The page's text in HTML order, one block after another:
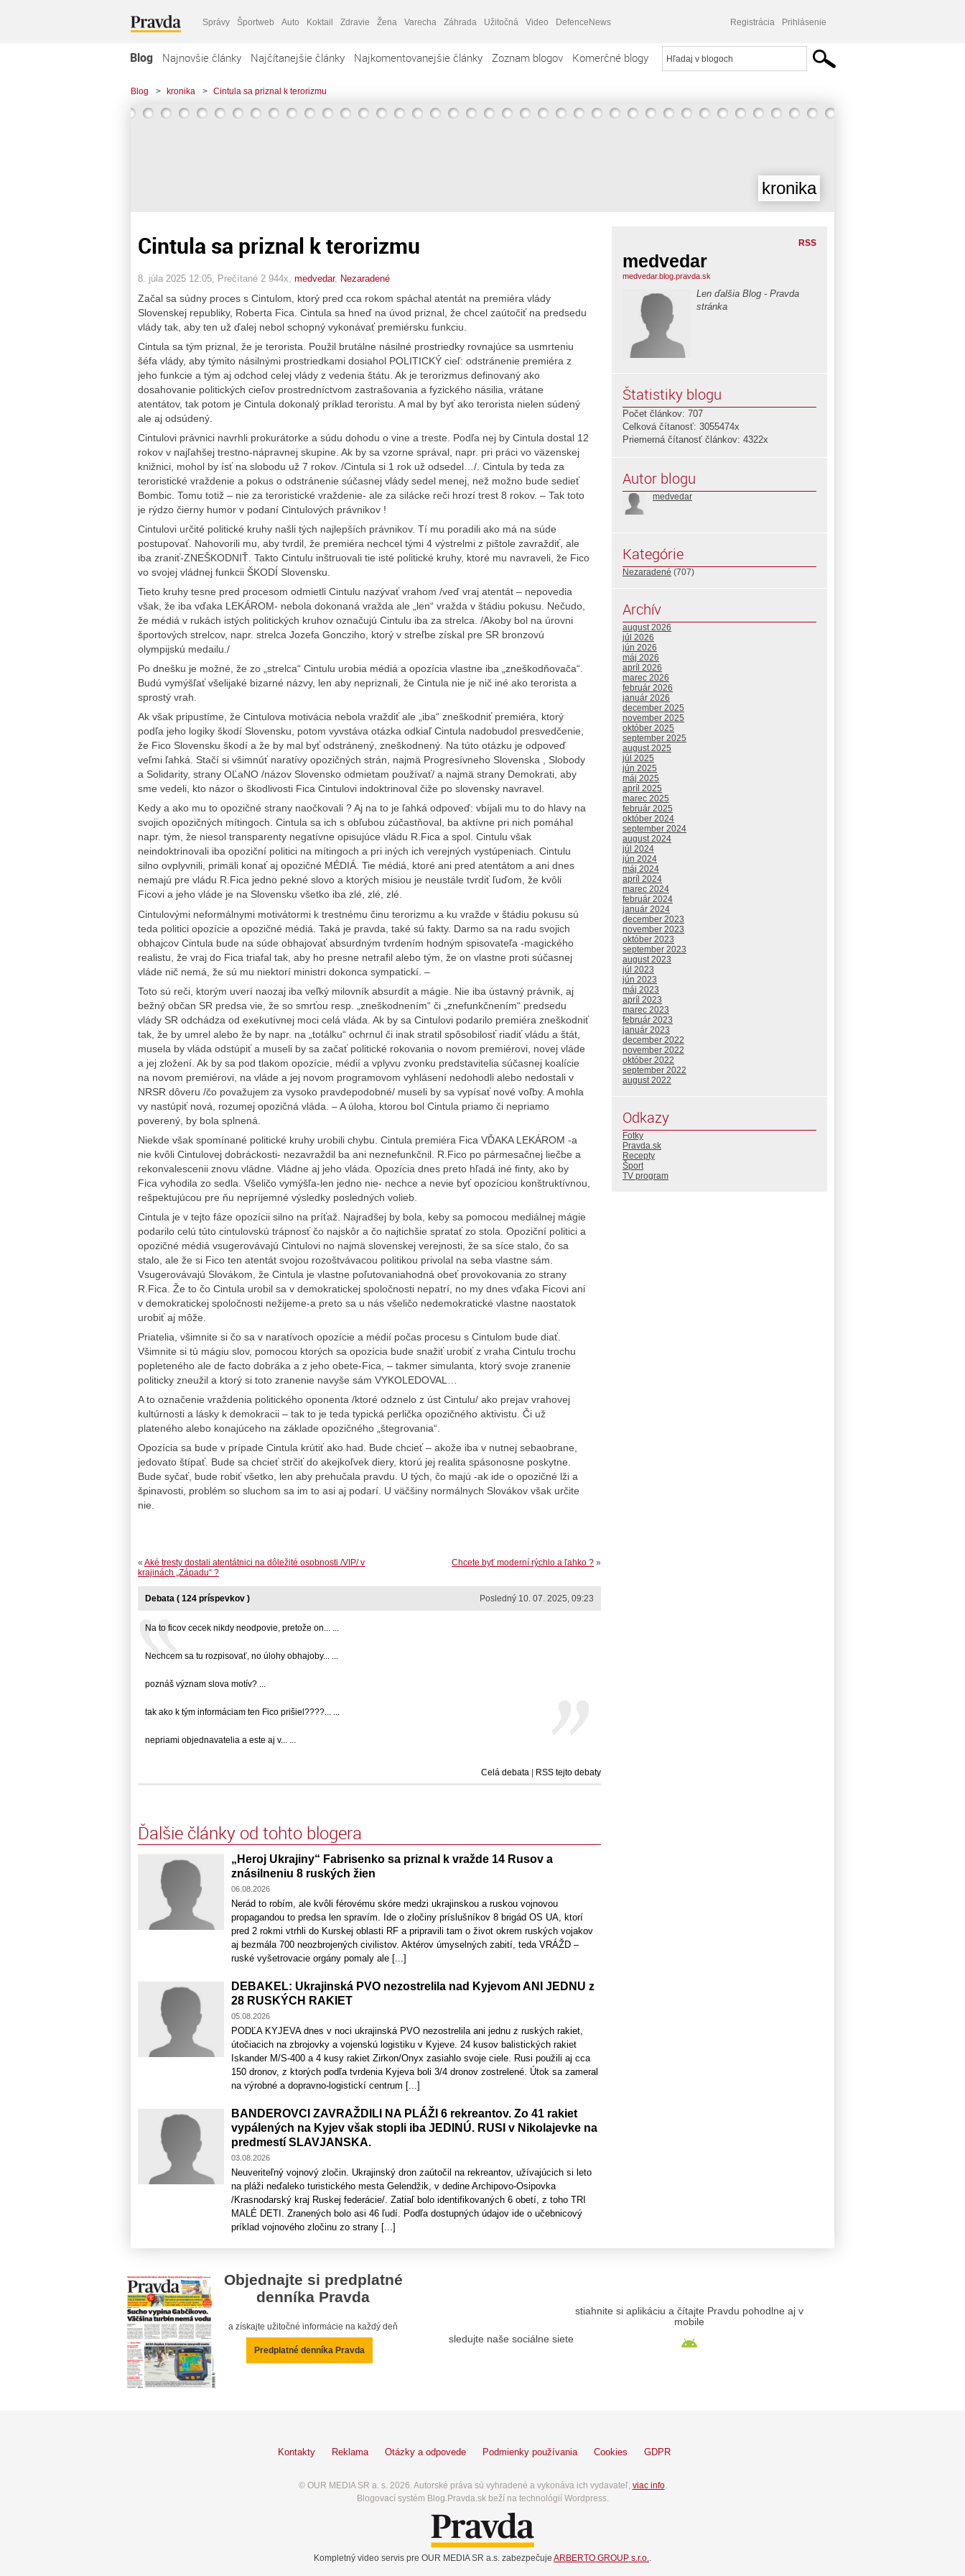
Správy Športweb Auto Koktail Zdravie Žena Varecha Záhrada Užitočná Video DefenceNews Registrácia Prihlásenie
Blog Najnovšie články Najčítanejšie články Najkomentovanejšie články Zoznam blogov Komerčné blogy
Blog > kronika > Cintula sa priznal k terorizmu
kronika
Cintula sa priznal k terorizmu
8. júla 2025 12:05 , Prečítané 2 944x, medvedar, Nezaradené
Začal sa súdny proces s Cintulom, ktorý pred cca rokom spáchal atentát na premiéra vlády
Slovenskej republiky, Roberta Fica. Cintula sa hneď na úvod priznal, že chcel zaútočiť na predsedu
vlády tak, aby ten už ďalej nebol schopný vykonávať premiérsku funkciu.
Cintula sa tým priznal, že je terorista. Použil brutálne násilné prostriedky rovnajúce sa usmrteniu
šéfa vlády, aby týmito násilnými prostriedkami dosiahol POLITICKÝ cieľ: odstránenie premiéra z
jeho funkcie a tým aj odchod celej vlády z vedenia štátu. Ak je terorizmus definovaný ako
dosahovanie politických cieľov prostredníctvom zastrašovania a fyzického násilia, vrátane
atentátov, tak potom je Cintula dokonalý príklad teroristu. A mal by byť ako terorista nielen súdený
ale aj odsúdený.
Cintulovi právnici navrhli prokurátorke a súdu dohodu o vine a treste. Podľa nej by Cintula dostal 12
rokov v najľahšej trestno-nápravnej skupine. Ak by sa vzorne správal, napr. pri práci vo väzenskej
knižnici, mohol by ísť na slobodu už 7 rokov. /Cintula si 1 rok už odsedel…/. Cintula by teda za
teroristické vraždenie a pokus o odstránenie súčasnej vlády sedel menej, než možno bude sedieť
Bombic. Tomu totiž – nie za teroristické vraždenie- ale za silácke reči hrozí trest 8 rokov. – Tak toto
je rýdzo čierny humor v podaní Cintulových právnikov !
Cintulovi určité politické kruhy našli tých najlepších právnikov. Tí mu poradili ako má na súde
postupovať. Nahovorili mu, aby tvrdil, že premiéra nechcel tými 4 výstrelmi z pištole zavraždiť, ale
iba zraniť-ZNEŠKODNIŤ. Takto Cintulu inštruovali tie isté politické kruhy, ktoré mu navraveli, že Fico
vo svojej vládnej funkcii ŠKODÍ Slovensku.
Tieto kruhy tesne pred procesom odmietli Cintulu nazývať vrahom /veď vraj atentát – nepovedia
však, že iba vďaka LEKÁROM- nebola dokonaná vražda ale „len“ vražda v štádiu pokusu. Nečudo,
že médiá v rukách istých politických kruhov označujú Cintulu iba za strelca. /Akoby bol na úrovni
športových strelcov, napr. strelca Jozefa Goncziho, ktorý v streľbe získal pre SR bronzovú
olympijskú medailu./
Po dnešku je možné, že zo „strelca“ Cintulu urobia médiá a opozícia vlastne iba „zneškodňovača“.
Budú vymýšľať všelijaké bizarné názvy, len aby nepriznali, že Cintula nie je nič iné ako terorista a
sprostý vrah.
Ak však pripustíme, že Cintulova motivácia nebola vraždiť ale „iba“ zneškodniť premiéra, ktorý
podľa jeho logiky škodí Slovensku, potom vyvstáva otázka odkiaľ Cintula nadobudol presvedčenie,
že Fico Slovensku škodí a že by mal byť odstránený, zneškodnený. Na túto otázku je odpoveď
veľmi ľahká. Stačí si všimnúť naratívy opozičných strán, najmä Progresívneho Slovenska , Slobody
a Solidarity, strany OĽaNO /názov Slovensko odmietam používať/ a najmä strany Demokrati, aby
sme vedeli, kto názor o škodlivosti Fica Cintulovi indoktrinoval čiže po slovensky navravel.
Kedy a ako mu to opozičné strany naočkovali ? Aj na to je ľahká odpoveď: vbíjali mu to do hlavy na
svojich opozičných mítingoch. Cintula sa ich s obľubou zúčastňoval, ba aktívne pri nich pomáhal
napr. tým, že niesol transparenty negatívne opisujúce vládu R.Fica a spol. Cintulu však
neindoktrinovali iba opoziční politici na mítingoch a pri iných ich verejných vystúpeniach. Cintulu
silno ovplyvnili, primäli konať aj opozičné MÉDIÁ. Tie médiá, ktoré ani pred atentátom a ani dnes
nemajú pre vládu R.Fica jedno pekné slovo a ktorých misiou je neustále tvrdiť ľuďom, že kvôli
Ficovi a jeho vláde je na Slovensku všetko iba zlé, zlé, zlé.
Cintulovými neformálnymi motivátormi k trestnému činu terorizmu a ku vražde v štádiu pokusu sú
teda politici opozície a opozičné médiá. Taká je pravda, také sú fakty. Darmo sa na radu svojich
obhajcov Cintula bude na súde obhajovať absurdným tvrdením hodným spisovateľa -magického
realistu, že vraj do Fica triafal tak, aby ho presne netrafil alebo tým, že on vlastne proti súčasnej
vláde nič nemá, že sú mu niektorí ministri dokonca sympatickí. –
Toto sú reči, ktorým uverí naozaj iba veľký milovník absurdít a mágie. Nie iba ústavný právnik, aj
bežný občan SR predsa vie, že so smrťou resp. „zneškodnením“ či „znefunkčnením“ predsedu
vlády SR odchádza od exekutívnej moci celá vláda. Ak by sa Cintulovi podarilo premiéra zneškodniť
tak, že by umrel alebo že by napr. na „totálku“ ochrnul či inak stratil spôsobilosť riadiť vládu a štát,
musela by vláda odstúpiť a museli by sa začať politické rokovania o novom premiérovi, novej vláde
a jej zložení. Ak by sa pod tlakom opozície, médií a vplyvu zvonku predstavitelia súčasnej koalície
na novom premiérovi, na vláde a jej novom programovom vyhlásení nedohodli alebo nedostali v
NRSR dôveru /čo považujem za vysoko pravdepodobné/ museli by sa vypísať nové voľby. A mohla
vy nastúpiť nová, rozumej opozičná vláda. – A úloha, ktorou bol Cintula priamo či nepriamo
poverený, by bola splnená.
Niekde však spomínané politické kruhy urobili chybu. Cintula premiéra Fica VĎAKA LEKÁROM -a
nie kvôli Cintulovej dobráckosti- nezavraždil ba ani neznefunkčnil. R.Fico po pármesačnej liečbe a
rekonvalescenii znovu vládne. Vládne aj jeho vláda. Opozícia dnes preto hľadá iné finty, ako by
Fica vyhodila zo sedla. Všeličo vymýšľa-len jedno nie- nechce a nevie byť opozíciou konštruktívnou,
rešpektujúcou pre ňu nepríjemné výsledky posledných volieb.
Cintula je v tejto fáze opozícii silno na príťaž. Najradšej by bola, keby sa pomocou mediálnej mágie
podarilo celú túto cintulovskú trápnosť čo najskôr a čo najtichšie spratať zo stola. Opoziční politici a
opozičné médiá vsugerovávajú Cintulovi no najmä slovenskej verejnosti, že sa síce stalo, čo sa
stalo, ale že si Fico ten atentát svojou rozoštvávacou politikou privolal na seba vlastne sám.
Vsugerovávajú Slovákom, že Cintula je vlastne poľutovaniahodná obeť provokovania zo strany
R.Fica. Že to čo Cintula urobil sa v demokratickej spoločnosti nepatrí, no my dnes vďaka Ficovi ani
v demokratickej spoločnosti nežijeme-a preto sa u nás všeličo nedemokratické vlastne naostatok
urobiť aj môže.
Priatelia, všimnite si čo sa v naratívoch opozície a médií počas procesu s Cintulom bude diať.
Všimnite si tú mágiu slov, pomocou ktorých sa opozícia bude snažiť urobiť z vraha Cintulu trochu
popleteného ale de facto dobráka a z jeho obete-Fica, – takmer simulanta, ktorý svoje zranenie
politicky zneužil a ktorý si toto zranenie navyše sám VYKOLEDOVAL…
A to označenie vraždenia politického oponenta /ktoré odznelo z úst Cintulu/ ako prejav vrahovej
kultúrnosti a lásky k demokracii – tak to je teda typická perlička opozičného aktivistu. Či už
plateného alebo konajúceho na základe opozičného „štegrovania“.
Opozícia sa bude v prípade Cintula krútiť ako had. Bude chcieť – akože iba v nutnej sebaobrane,
jedovato štípať. Bude sa chcieť strčiť do akejkoľvek diery, ktorú jej realita spásonosne poskytne.
Bude syčať, bude robiť všetko, len aby prehučala pravdu. U tých, čo majú -ak ide o opozičné lži a
špinavosti, problém so sluchom sa im to asi aj podarí. U väčšiny normálnych Slovákov však určite
nie.
Chcete byť moderní rýchlo a ľahko ? »
« Aké tresty dostali atentátnici na dôležité osobnosti /VIP/ v
krajinách „Západu“ ?
Posledný 10. 07. 2025, 09:23
Debata ( 124 príspevkov )
Na to ficov cecek nikdy neodpovie, pretože on... ...
Nechcem sa tu rozpisovať, no úlohy obhajoby... ...
poznáš význam slova motív? ...
tak ako k tým informáciam ten Fico prišiel????... ...
nepriami objednavatelia a este aj v... ...
Celá debata | RSS tejto debaty
Ďalšie články od tohto blogera
„Heroj Ukrajiny“ Fabrisenko sa priznal k vražde 14 Rusov a
znásilneniu 8 ruských žien
06.08.2026
Nerád to robím, ale kvôli férovému skóre medzi ukrajinskou a ruskou vojnovou
propagandou to predsa len spravím. Ide o zločiny príslušníkov 8 brigád OS UA, ktorí
pred 2 rokmi vtrhli do Kurskej oblasti RF a pripravili tam o život okrem ruských vojakov
aj bezmála 700 neozbrojených civilistov. Aktérov úmyselných zabití, teda VRÁŽD –
ruské vyšetrovacie orgány pomaly ale [...]
DEBAKEL: Ukrajinská PVO nezostrelila nad Kyjevom ANI JEDNU z
28 RUSKÝCH RAKIET
05.08.2026
PODĽA KYJEVA dnes v noci ukrajinská PVO nezostrelila ani jednu z ruských rakiet,
útočiacich na zbrojovky a vojenskú logistiku v Kyjeve. 24 kusov balistických rakiet
Iskander M/S-400 a 4 kusy rakiet Zirkon/Onyx zasiahlo svoje ciele. Rusi použili aj cca
150 dronov, z ktorých podľa tvrdenia Kyjeva boli 3/4 dronov zostrelené. Útok sa zameral
na výrobné a dopravno-logistickí centrum [...]
BANDEROVCI ZAVRAŽDILI NA PLÁŽI 6 rekreantov. Zo 41 rakiet
vypálených na Kyjev však stopli iba JEDINÚ. RUSI v Nikolajevke na
predmestí SLAVJANSKA.
03.08.2026
Neuveriteľný vojnový zločin. Ukrajinský dron zaútočil na rekreantov, užívajúcich si leto
na pláži neďaleko turistického mesta Gelendžik, v dedine Archipovo-Osipovka
/Krasnodarský kraj Ruskej federácie/. Zatiaľ bolo identifikovaných 6 obetí, z toho TRI
MALÉ DETI. Zranených bolo asi 46 ľudí. Podľa dostupných údajov ide o učebnicový
príklad vojnového zločinu zo strany [...]
RSS
medvedar
medvedar.blog.pravda.sk
Len ďalšia Blog - Pravda
stránka
Štatistiky blogu
Počet článkov: 707
Celková čítanosť: 3055474x
Priemerná čítanosť článkov: 4322x
Autor blogu
medvedar
Kategórie
Nezaradené (707)
Archív
august 2026
júl 2026
jún 2026
máj 2026
apríl 2026
marec 2026
február 2026
január 2026
december 2025
november 2025
október 2025
september 2025
august 2025
júl 2025
jún 2025
máj 2025
apríl 2025
marec 2025
február 2025
október 2024
september 2024
august 2024
júl 2024
jún 2024
máj 2024
apríl 2024
marec 2024
február 2024
január 2024
december 2023
november 2023
október 2023
september 2023
august 2023
júl 2023
jún 2023
máj 2023
apríl 2023
marec 2023
február 2023
január 2023
december 2022
november 2022
október 2022
september 2022
august 2022
Odkazy
Fotky
Pravda.sk
Recepty
Šport
TV program
Objednajte si predplatné
denníka Pravda
a získajte užitočné informácie na každý deň
Predplatné denníka Pravda
sledujte naše sociálne siete
stiahnite si aplikáciu a čítajte Pravdu pohodlne aj v
mobile
Kontakty Reklama Otázky a odpovede Podmienky používania Cookies GDPR
© OUR MEDIA SR a. s. 2026. Autorské práva sú vyhradené a vykonáva ich vydavateľ, viac info.
Blogovací systém Blog.Pravda.sk beží na technológií Wordpress.
Kompletný video servis pre OUR MEDIA SR a.s. zabezpečuje ARBERTO GROUP s.r.o..